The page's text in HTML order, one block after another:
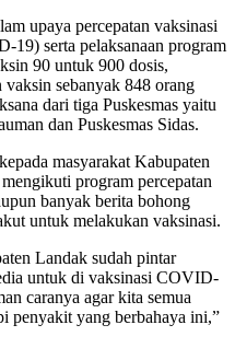
upaya percepatan vaksinasi
19) serta pelaksanaan program
90 untuk 900 dosis,
sebanyak 848 orang
dari tiga Puskesmas yaitu
dan Puskesmas Sidas.
masyarakat Kabupaten
program percepatan
banyak berita bohong
untuk melakukan vaksinasi.
Landak sudah pintar
untuk di vaksinasi COVID-
caranya agar kita semua
penyakit yang berbahaya ini,”